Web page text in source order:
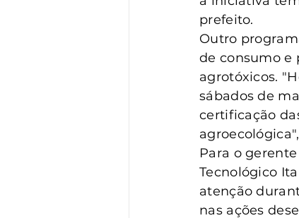
prefeito.
Outro
de consumo e
agrotóxicos.
sábados de
certificação
Para o
Tecnológico
atenção
nas ações